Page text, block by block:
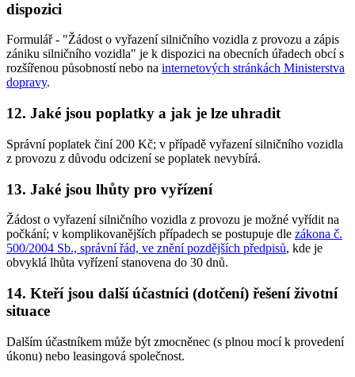
dispozici
Formulář - "Žádost o vyřazení silničního vozidla z provozu a zápis
zániku silničního vozidla" je k dispozici na obecních úřadech obcí s
rozšířenou působností nebo na internetových stránkách Ministerstva
dopravy.
12. Jaké jsou poplatky a jak je lze uhradit
Správní poplatek činí 200 Kč; v případě vyřazení silničního vozidla
z provozu z důvodu odcizení se poplatek nevybírá.
13. Jaké jsou lhůty pro vyřízení
Žádost o vyřazení silničního vozidla z provozu je možné vyřídit na
počkání; v komplikovanějších případech se postupuje dle zákona č.
500/2004 Sb., správní řád, ve znění pozdějších předpisů, kde je
obvyklá lhůta vyřízení stanovena do 30 dnů.
14. Kteří jsou další účastníci (dotčení) řešení životní
situace
Dalším účastníkem může být zmocněnec (s plnou mocí k provedení
úkonu) nebo leasingová společnost.